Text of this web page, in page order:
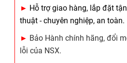
► Hỗ trợ giao hàng, lắp đặt
thuật - chuyên nghiệp, an toàn.
► Bảo Hành chính hãng, đổi
lỗi của NSX.